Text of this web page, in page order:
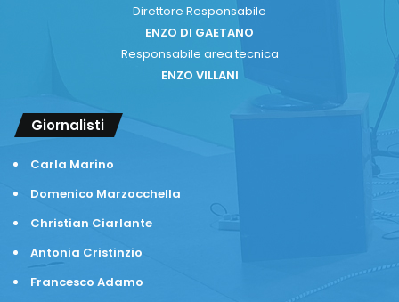
Direttore Responsabile
ENZO DI GAETANO
Responsabile area tecnica
ENZO VILLANI
Giornalisti
Carla Marino
Domenico Marzocchella
Christian Ciarlante
Antonia Cristinzio
Francesco Adamo